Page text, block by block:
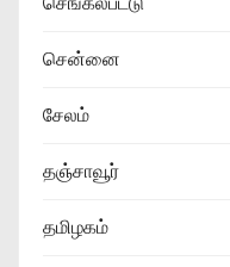
சென்னை
சேலம்
தஞ்சாவூர்
தமிழகம்